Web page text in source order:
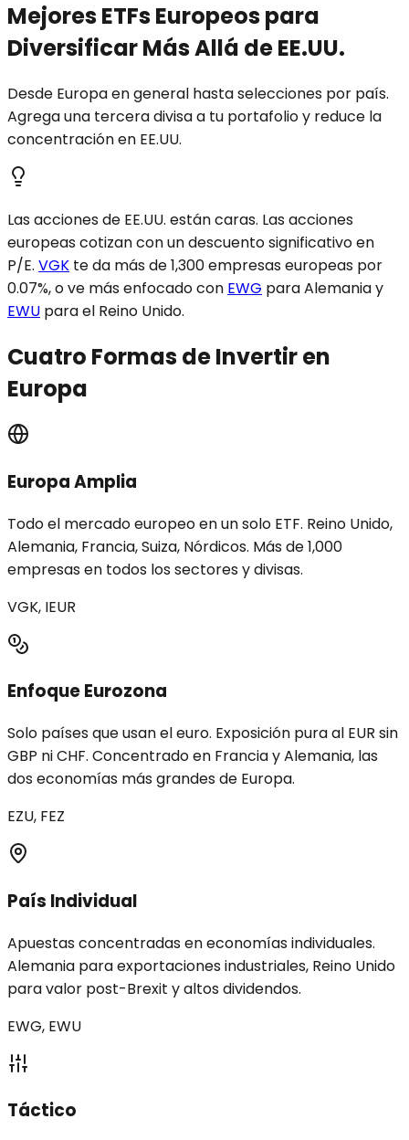
Mejores ETFs Europeos para
Diversificar Más Allá de EE.UU.
Desde Europa en general hasta selecciones por país.
Agrega una tercera divisa a tu portafolio y reduce la
concentración en EE.UU.
Las acciones de EE.UU. están caras. Las acciones
europeas cotizan con un descuento significativo en
P/E. VGK te da más de 1,300 empresas europeas por
0.07%, o ve más enfocado con EWG para Alemania y
EWU para el Reino Unido.
Cuatro Formas de Invertir en
Europa
Europa Amplia
Todo el mercado europeo en un solo ETF. Reino Unido,
Alemania, Francia, Suiza, Nórdicos. Más de 1,000
empresas en todos los sectores y divisas.
VGK, IEUR
Enfoque Eurozona
Solo países que usan el euro. Exposición pura al EUR sin
GBP ni CHF. Concentrado en Francia y Alemania, las
dos economías más grandes de Europa.
EZU, FEZ
País Individual
Apuestas concentradas en economías individuales.
Alemania para exportaciones industriales, Reino Unido
para valor post-Brexit y altos dividendos.
EWG, EWU
Táctico